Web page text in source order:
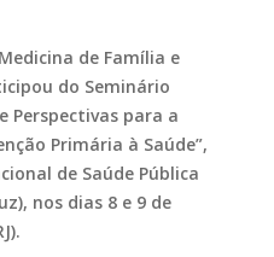
de Família e
do Seminário
Perspectivas para a
Primária à Saúde”,
de Saúde Pública
nos dias 8 e 9 de